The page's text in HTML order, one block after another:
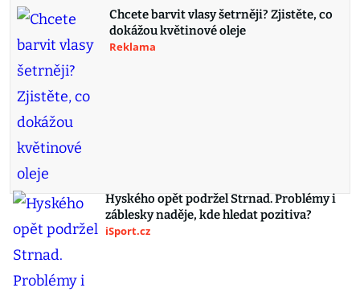
Chcete barvit vlasy šetrněji? Zjistěte, co
dokážou květinové oleje
Reklama
Hyského opět podržel Strnad. Problémy i
záblesky naděje, kde hledat pozitiva?
iSport.cz